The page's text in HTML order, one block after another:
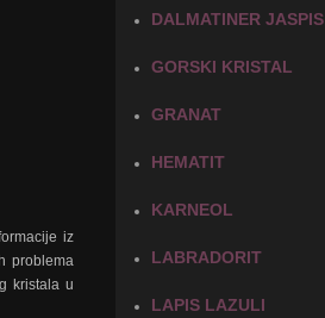
iz
problema
kristala u
DALMATINER JASPIS
GORSKI KRISTAL
GRANAT
HEMATIT
KARNEOL
LABRADORIT
LAPIS LAZULI